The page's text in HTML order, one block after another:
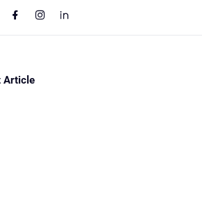
Article